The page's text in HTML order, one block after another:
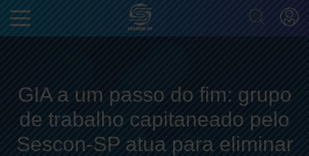
GIA a um passo do fim: grupo
de trabalho capitaneado pelo
Sescon-SP atua para eliminar